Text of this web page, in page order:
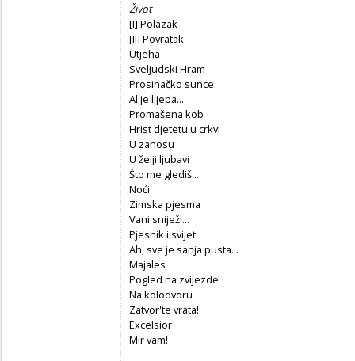
Život
[I] Polazak
[II] Povratak
Utjeha
Sveljudski Hram
Prosinačko sunce
Al je lijepa...
Promašena kob
Hrist djetetu u crkvi
U zanosu
U želji ljubavi
Što me glediš...
Noći
Zimska pjesma
Vani sniježi...
Pjesnik i svijet
Ah, sve je sanja pusta...
Majales
Pogled na zvijezde
Na kolodvoru
Zatvor'te vrata!
Excelsior
Mir vam!